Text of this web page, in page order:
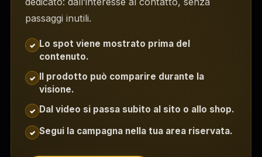
passaggi inutili.
✓ Lo spot viene mostrato prima del
contenuto.
✓ Il prodotto può comparire durante la
visione.
✓ Dal video si passa subito al sito o allo shop.
✓ Segui la campagna nella tua area riservata.